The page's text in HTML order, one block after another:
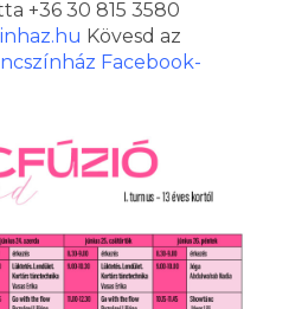
+36 30 815 3580
Kövesd az
Facebook-